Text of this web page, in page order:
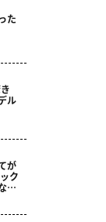
た
ル
が
ク
デ